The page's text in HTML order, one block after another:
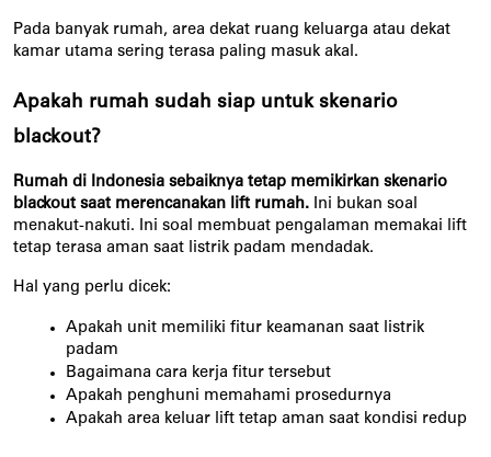
Pada banyak rumah, area dekat ruang keluarga atau dekat
kamar utama sering terasa paling masuk akal.
Apakah rumah sudah siap untuk skenario
blackout?
Rumah di Indonesia sebaiknya tetap memikirkan skenario
blackout saat merencanakan lift rumah. Ini bukan soal
menakut-nakuti. Ini soal membuat pengalaman memakai lift
tetap terasa aman saat listrik padam mendadak.
Hal yang perlu dicek:
Apakah unit memiliki fitur keamanan saat listrik
padam
Bagaimana cara kerja fitur tersebut
Apakah penghuni memahami prosedurnya
Apakah area keluar lift tetap aman saat kondisi redup